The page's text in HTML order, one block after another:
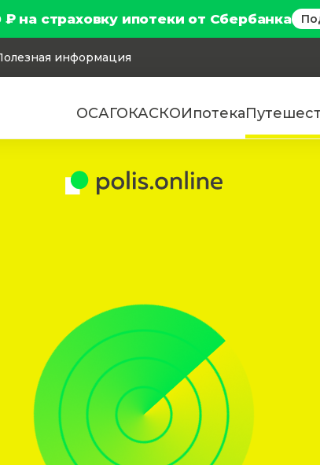
на страховку ипотеки от Сбербанка
информация
ОСАГОКАСКОИпотека